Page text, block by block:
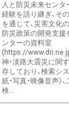
人と防災未来センタ
経験を語り継ぎ、そ
を通じて、災害文化
防災政策の開発支援
ンターの資料室
(https://
神・淡路大震災に関
存しており、検索シ
紙・写真・映像音声）
検...